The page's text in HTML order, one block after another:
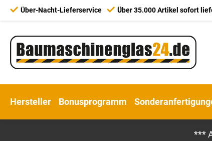
Über-Nacht-Lieferservice Über 35.000 Artikel sofort
Hersteller Bonusprogramm
***